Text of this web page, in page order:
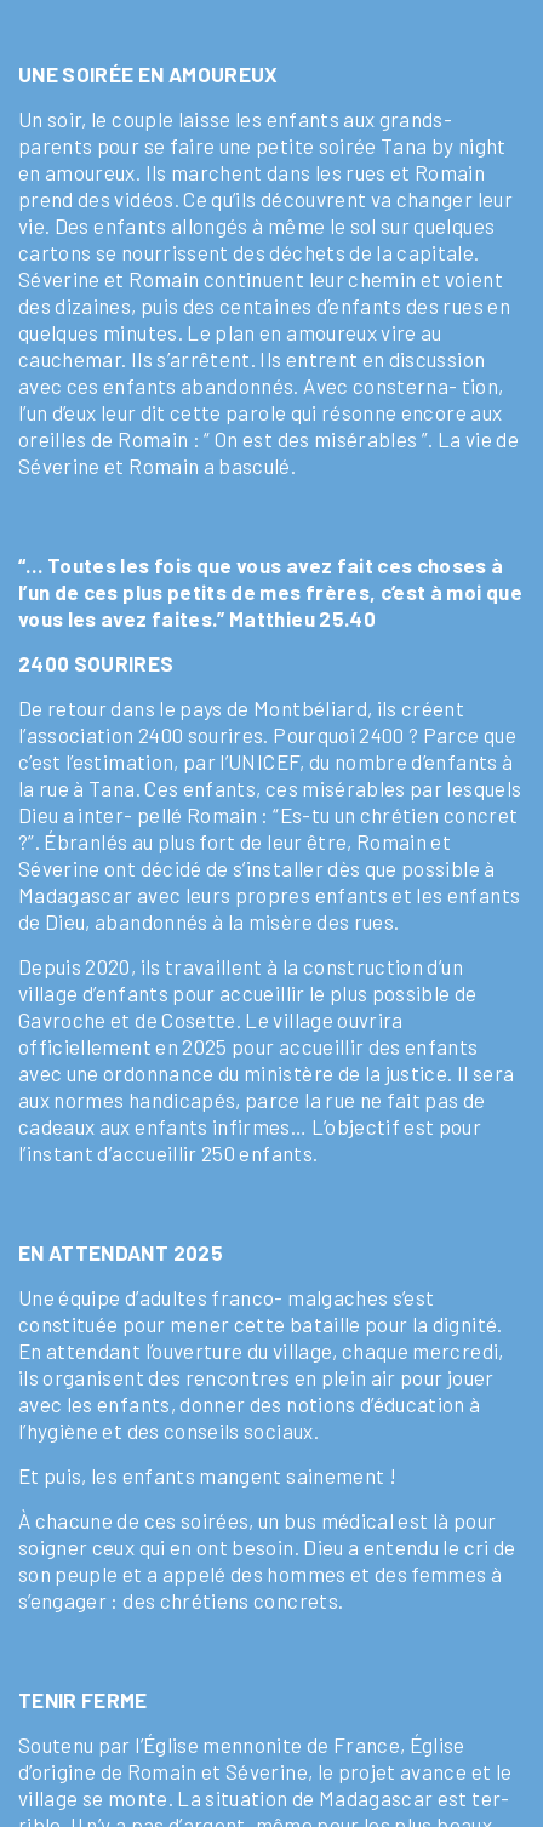
UNE SOIRÉE EN AMOUREUX
Un soir, le couple laisse les enfants aux grands-
parents pour se faire une petite soirée Tana by night
en amoureux. Ils marchent dans les rues et Romain
prend des vidéos. Ce qu’ils découvrent va changer leur
vie. Des enfants allongés à même le sol sur quelques
cartons se nourrissent des déchets de la capitale.
Séverine et Romain continuent leur chemin et voient
des dizaines, puis des centaines d’enfants des rues en
quelques minutes. Le plan en amoureux vire au
cauchemar. Ils s’arrêtent. Ils entrent en discussion
avec ces enfants abandonnés. Avec consterna- tion,
l’un d’eux leur dit cette parole qui résonne encore aux
oreilles de Romain : “ On est des misérables ”. La vie de
Séverine et Romain a basculé.
“… Toutes les fois que vous avez fait ces choses à
l’un de ces plus petits de mes frères, c’est à moi que
vous les avez faites.” Matthieu 25.40
2400 SOURIRES
De retour dans le pays de Montbéliard, ils créent
l’association 2400 sourires. Pourquoi 2400 ? Parce que
c’est l’estimation, par l’UNICEF, du nombre d’enfants à
la rue à Tana. Ces enfants, ces misérables par lesquels
Dieu a inter- pellé Romain : “Es-tu un chrétien concret
?”. Ébranlés au plus fort de leur être, Romain et
Séverine ont décidé de s’installer dès que possible à
Madagascar avec leurs propres enfants et les enfants
de Dieu, abandonnés à la misère des rues.
Depuis 2020, ils travaillent à la construction d’un
village d’enfants pour accueillir le plus possible de
Gavroche et de Cosette. Le village ouvrira
officiellement en 2025 pour accueillir des enfants
avec une ordonnance du ministère de la justice. Il sera
aux normes handicapés, parce la rue ne fait pas de
cadeaux aux enfants infirmes… L’objectif est pour
l’instant d’accueillir 250 enfants.
EN ATTENDANT 2025
Une équipe d’adultes franco- malgaches s’est
constituée pour mener cette bataille pour la dignité.
En attendant l’ouverture du village, chaque mercredi,
ils organisent des rencontres en plein air pour jouer
avec les enfants, donner des notions d’éducation à
l’hygiène et des conseils sociaux.
Et puis, les enfants mangent sainement !
À chacune de ces soirées, un bus médical est là pour
soigner ceux qui en ont besoin. Dieu a entendu le cri de
son peuple et a appelé des hommes et des femmes à
s’engager : des chrétiens concrets.
TENIR FERME
Soutenu par l’Église mennonite de France, Église
d’origine de Romain et Séverine, le projet avance et le
village se monte. La situation de Madagascar est ter-